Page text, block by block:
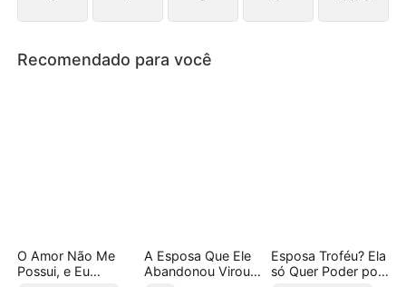
Recomendado para você
O Amor Não Me
Possui, e Eu
A Esposa Que Ele
Abandonou Virou
Esposa Troféu? Ela
só Quer Poder por